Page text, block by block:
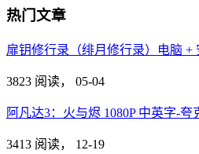
热门文章
扉钥修行录（绯月修行录）电脑 +
3823 阅读， 05-04
阿凡达3：火与烬 1080P 中英字-夸
3413 阅读， 12-19